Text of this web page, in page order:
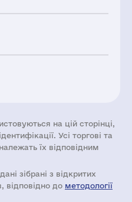
на цій сторінці,
Усі торгові та
їх відповідним
зібрані з відкритих
відповідно до методології